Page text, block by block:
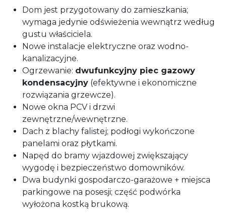
Dom jest przygotowany do zamieszkania;
wymaga jedynie odświeżenia wewnątrz według
gustu właściciela.
Nowe instalacje elektryczne oraz wodno-
kanalizacyjne.
Ogrzewanie: dwufunkcyjny piec gazowy
kondensacyjny (efektywne i ekonomiczne
rozwiązania grzewcze).
Nowe okna PCV i drzwi
zewnętrzne/wewnętrzne.
Dach z blachy falistej; podłogi wykończone
panelami oraz płytkami.
Napęd do bramy wjazdowej zwiększający
wygodę i bezpieczeństwo domowników.
Dwa budynki gospodarczo-garażowe + miejsca
parkingowe na posesji; część podwórka
wyłożona kostką brukową.